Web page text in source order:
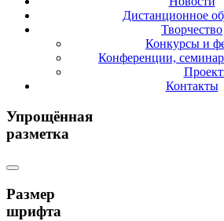
Дистанционное
Творчество
Конкурсы и
Конференции,
Контакты
Упрощённая
разметка
Размер
шрифта